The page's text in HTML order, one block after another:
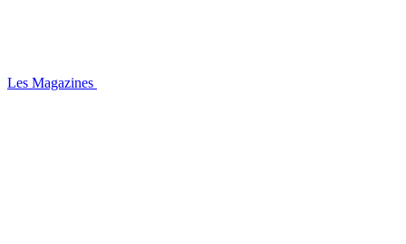
Les Magazines